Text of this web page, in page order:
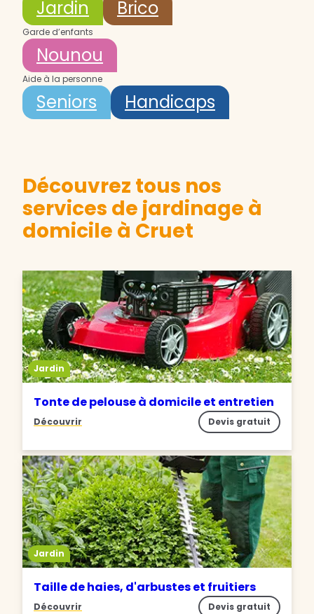
Jardin
Brico
Garde d’enfants
Nounou
Aide à la personne
Seniors Handicaps
Découvrez tous nos
services de jardinage à
domicile à Cruet
Jardin
Tonte de pelouse à domicile et entretien
Découvrir Devis gratuit
Jardin
Taille de haies, d'arbustes et fruitiers
Découvrir Devis gratuit